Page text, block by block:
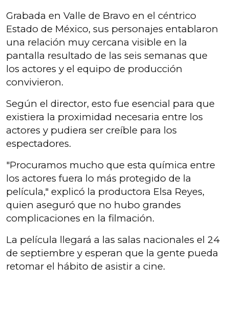
Grabada en Valle de Bravo en el céntrico
Estado de México, sus personajes entablaron
una relación muy cercana visible en la
pantalla resultado de las seis semanas que
los actores y el equipo de producción
convivieron.
Según el director, esto fue esencial para que
existiera la proximidad necesaria entre los
actores y pudiera ser creíble para los
espectadores.
"Procuramos mucho que esta química entre
los actores fuera lo más protegido de la
película," explicó la productora Elsa Reyes,
quien aseguró que no hubo grandes
complicaciones en la filmación.
La película llegará a las salas nacionales el 24
de septiembre y esperan que la gente pueda
retomar el hábito de asistir a cine.